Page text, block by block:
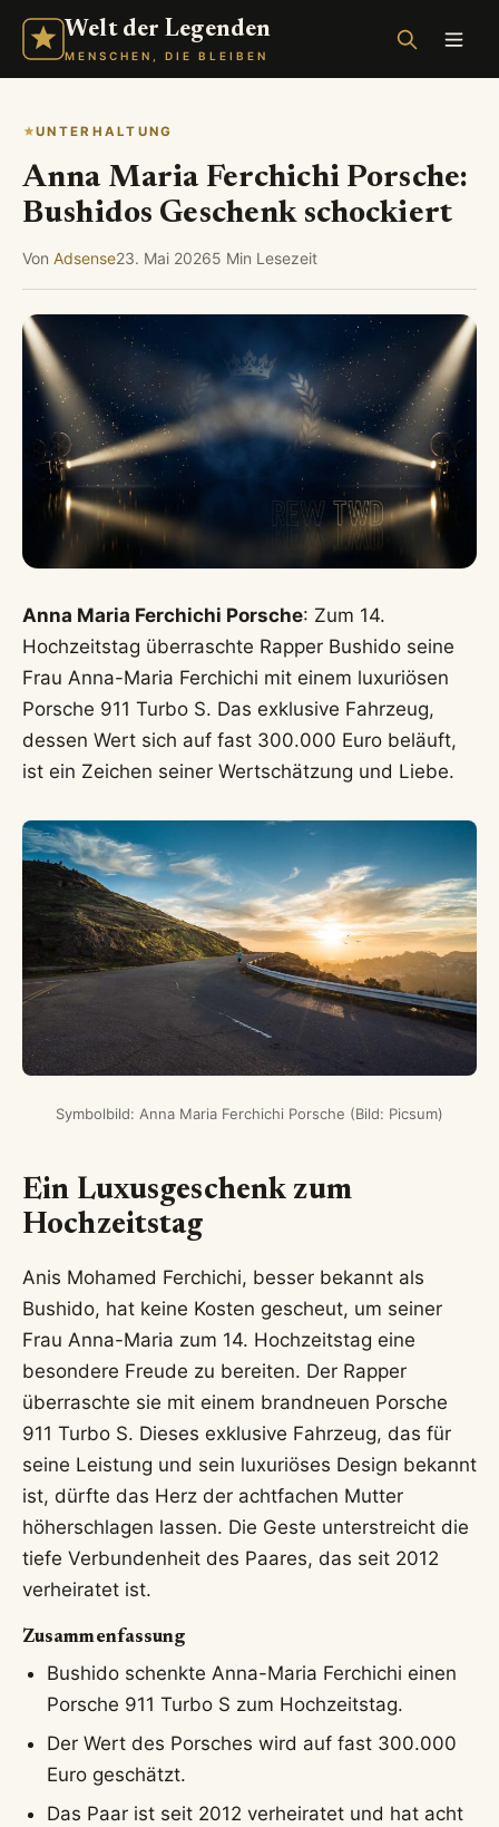
Welt der Legenden
MENSCHEN, DIE BLEIBEN
UNTERHALTUNG
Anna Maria Ferchichi Porsche:
Bushidos Geschenk schockiert
Von Adsense23. Mai 20265 Min Lesezeit
Anna Maria Ferchichi Porsche: Zum 14.
Hochzeitstag überraschte Rapper Bushido seine
Frau Anna-Maria Ferchichi mit einem luxuriösen
Porsche 911 Turbo S. Das exklusive Fahrzeug,
dessen Wert sich auf fast 300.000 Euro beläuft,
ist ein Zeichen seiner Wertschätzung und Liebe.
Symbolbild: Anna Maria Ferchichi Porsche (Bild: Picsum)
Ein Luxusgeschenk zum
Hochzeitstag
Anis Mohamed Ferchichi, besser bekannt als
Bushido, hat keine Kosten gescheut, um seiner
Frau Anna-Maria zum 14. Hochzeitstag eine
besondere Freude zu bereiten. Der Rapper
überraschte sie mit einem brandneuen Porsche
911 Turbo S. Dieses exklusive Fahrzeug, das für
seine Leistung und sein luxuriöses Design bekannt
ist, dürfte das Herz der achtfachen Mutter
höherschlagen lassen. Die Geste unterstreicht die
tiefe Verbundenheit des Paares, das seit 2012
verheiratet ist.
Zusammenfassung
Bushido schenkte Anna-Maria Ferchichi einen
Porsche 911 Turbo S zum Hochzeitstag.
Der Wert des Porsches wird auf fast 300.000
Euro geschätzt.
Das Paar ist seit 2012 verheiratet und hat acht